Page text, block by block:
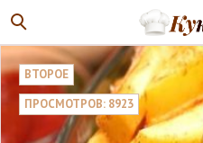
ВТОРОЕ
ПРОСМОТРОВ: 8923